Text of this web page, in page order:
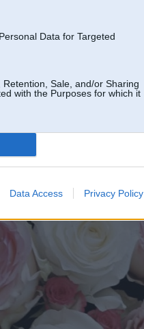
Data for Targeted
Sale, and/or Sharing
with the Purposes for which it
Data Access Privacy Policy